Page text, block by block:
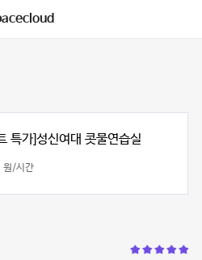
특가]성신여대 콧물연습실
원/시간